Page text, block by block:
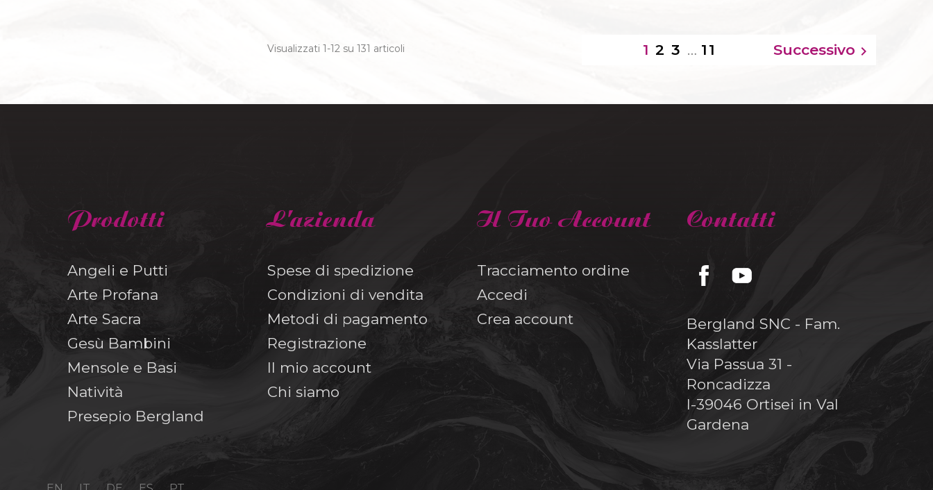
Visualizzati 1-12 su 131 articoli 1 2 3 … 11 Successivo 
Prodotti
Angeli e Putti
Arte Profana
Arte Sacra
Gesù Bambini
Mensole e Basi
Natività
Presepio Bergland
L'azienda
Spese di spedizione
Condizioni di vendita
Metodi di pagamento
Registrazione
Il mio account
Chi siamo
Il Tuo Account
Tracciamento ordine
Accedi
Crea account
Contatti
Bergland SNC - Fam.
Kasslatter
Via Passua 31 -
Roncadizza
I-39046 Ortisei in Val
Gardena